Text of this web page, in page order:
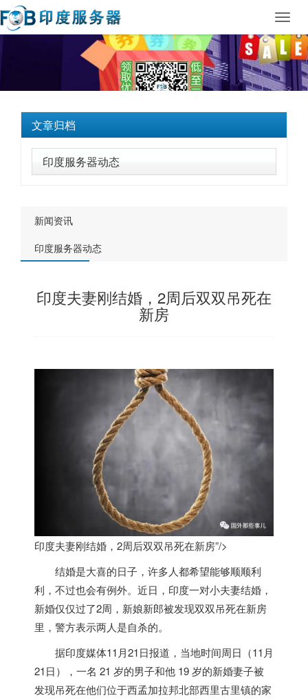
文章归档
印度服务器动态
新闻资讯
印度服务器动态
印度夫妻刚结婚，2周后双双吊死在
新房
印度夫妻刚结婚，2周后双双吊死在新房”/>
结婚是大喜的日子，许多人都希望能够顺顺利
利，不过也会有例外。近日， 印度一对小夫妻结婚，
新婚仅仅过了2周，新娘新郎被发现双双吊死在新房
里，警方表示两人是自杀的。
据印度媒体11月21日报道，当地时间周日（11月
21日），一名 21 岁的男子和他 19 岁的新婚妻子被
发现吊死在他们位于西孟加拉邦北部西里古里镇的家